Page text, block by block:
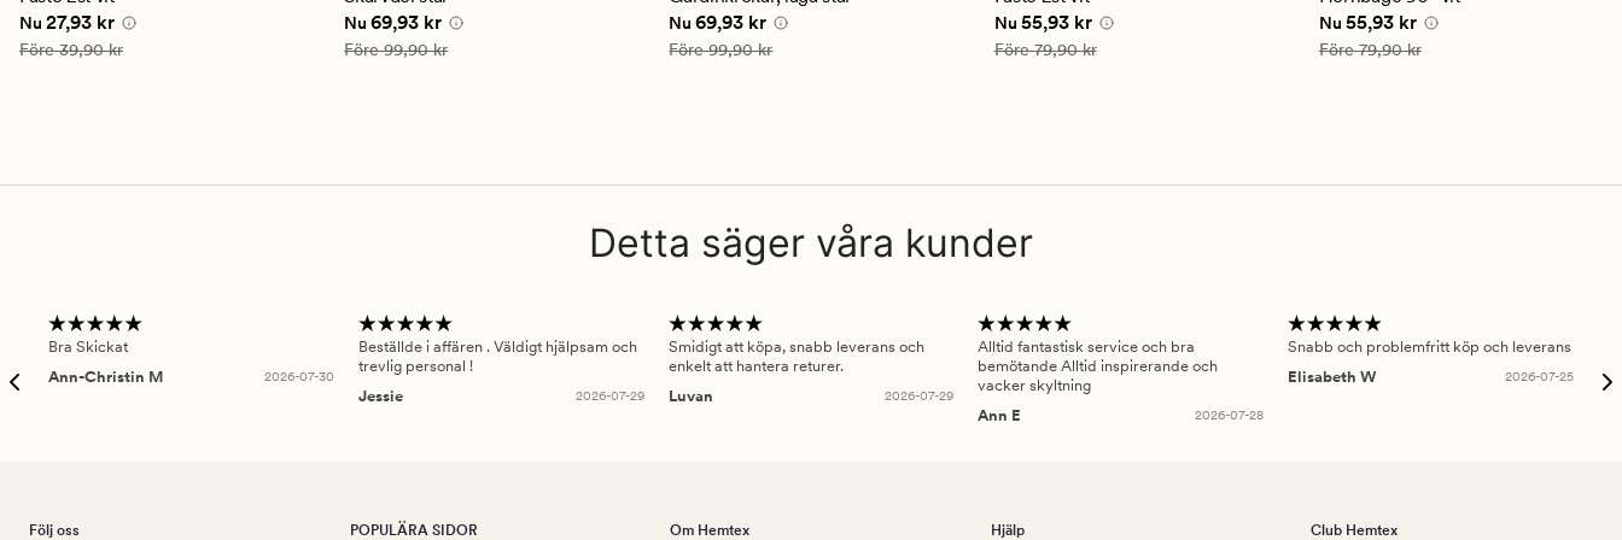
betyg
på
4.5
Nuvarande pris
Nu 27,93 kr
Ordinarie pris
Före39,90 kr
betyg
på
4
Nuvarande pris
Nu 69,93 kr
Ordinarie pris
Före99,90 kr
betyg
på
4.5
Nuvarande pris
Nu 69,93 kr
Ordinarie pris
Före99,90 kr
betyg
på
4
Nuvarande pris
Nu 55,93 kr
Ordinarie pris
Före79,90 kr
betyg
på
4
Nuvarande pris
Nu 55,93 kr
Ordinarie pris
Före79,90 kr
Detta säger våra kunder
Bra Skickat
Ann-Christin M
2026-07-30
Beställde i affären . Väldigt hjälpsam och
trevlig personal !
Jessie
2026-07-29
Smidigt att köpa, snabb leverans och
enkelt att hantera returer.
Luvan
2026-07-29
Alltid fantastisk service och bra
bemötande Alltid inspirerande och
vacker skyltning
Ann E
2026-07-28
Snabb och problemfritt köp och leverans
Elisabeth W
2026-07-25
Följ oss POPULÄRA SIDOR Om Hemtex Hjälp Club Hemtex